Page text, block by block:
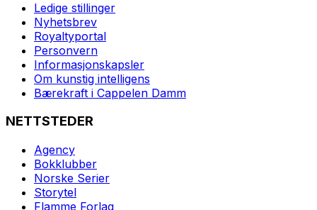
Ledige stillinger
Nyhetsbrev
Royaltyportal
Personvern
Informasjonskapsler
Om kunstig intelligens
Bærekraft i Cappelen Damm
NETTSTEDER
Agency
Bokklubber
Norske Serier
Storytel
Flamme Forlag